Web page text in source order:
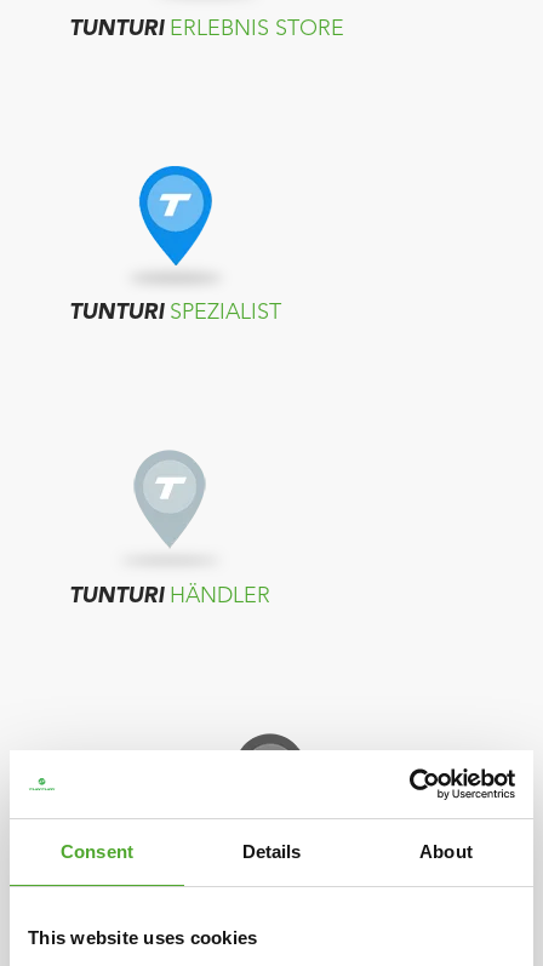
Consent Details About
This website uses cookies
TUNTURIERLEBNIS STORE
TUNTURISPEZIALIST
TUNTURIHÄNDLER
TUNTURI